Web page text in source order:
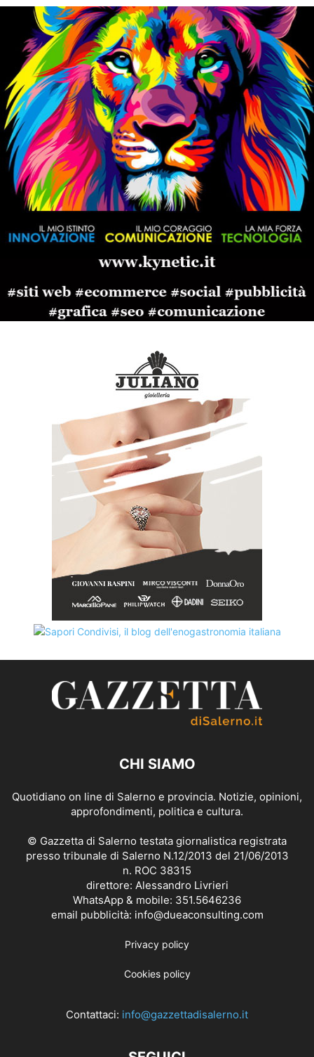
CHI SIAMO
Quotidiano on line di Salerno e provincia. Notizie, opinioni,
approfondimenti, politica e cultura.
© Gazzetta di Salerno testata giornalistica registrata
presso tribunale di Salerno N.12/2013 del 21/06/2013
n. ROC 38315
direttore: Alessandro Livrieri
WhatsApp & mobile: 351.5646236
email pubblicità: info@dueaconsulting.com
Privacy policy
Cookies policy
Contattaci: info@gazzettadisalerno.it